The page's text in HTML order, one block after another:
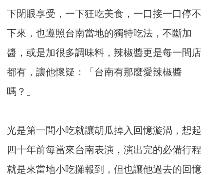
下閉眼享受，一下狂吃美食，一口接一口停不
下來，也遵照台南當地的獨特吃法，不斷加
醬，或是加很多調味料，辣椒醬更是每一間店
都有，讓他懷疑：「台南有那麼愛辣椒醬
嗎？」
光是第一間小吃就讓胡瓜掉入回憶漩渦，想起
四十年前每當來台南表演，演出完的必備行程
就是來當地小吃攤報到，但也讓他過去的回憶